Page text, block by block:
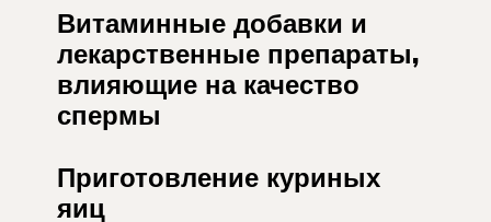
Витаминные добавки и
лекарственные препараты,
влияющие на качество
спермы
Приготовление куриных
яиц